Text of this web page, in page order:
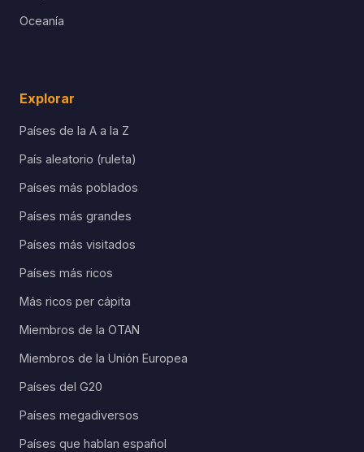
Oceanía
Explorar
Países de la A a la Z
País aleatorio (ruleta)
Países más poblados
Países más grandes
Países más visitados
Países más ricos
Más ricos per cápita
Miembros de la OTAN
Miembros de la Unión Europea
Países del G20
Países megadiversos
Países que hablan español